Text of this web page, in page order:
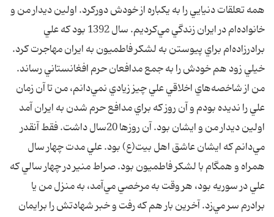
همه تعلقات دنيايي را به يكباره از خودش دوركرد. اولين ديدار من و
خانواده‌ام در ايران زندگي مي‌كرديم. سال 1392 بود كه علي
برادرزاده‌ام براي پيوستن به لشكر فاطميون به ايران مهاجرت كرد.
خيلي زود هم خودش را به جمع مدافعان حرم افغانستاني رساند.
من از شاخصه‌هاي اخلاقي علي چيز زيادي نمي‌دانم، من تا آن زمان
علي را نديده بودم و آن روز كه براي مدافع حرم شدن به ايران آمد
اولين ديدار من و ايشان بود. آن روزها 20سال داشت. فقط آنقدر
مي‌دانم كه ايشان عاشق اهل بيت(ع) بود. علي مدت چهار سال
همراه و همگام با لشكر فاطميون بود. صراط منير در چهار سالي كه
علي در سوريه بود، هر وقت به مرخصي مي‌آمد، به منزل من يا
برادرم سر مي‌زد. آخرين بار هم كه رفت و خبر شهادتش را برايمان